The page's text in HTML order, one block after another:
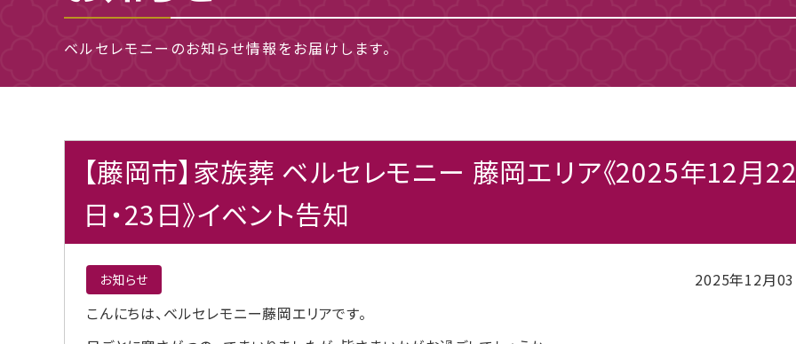
ベルセレモニーのお知らせ情報をお届けします。
【藤岡市】家族葬 ベルセレモニー 藤岡エリア《2025年12月
日・23日》イベント告知
お知らせ
2025年12月
こんにちは、ベルセレモニー藤岡エリアです。